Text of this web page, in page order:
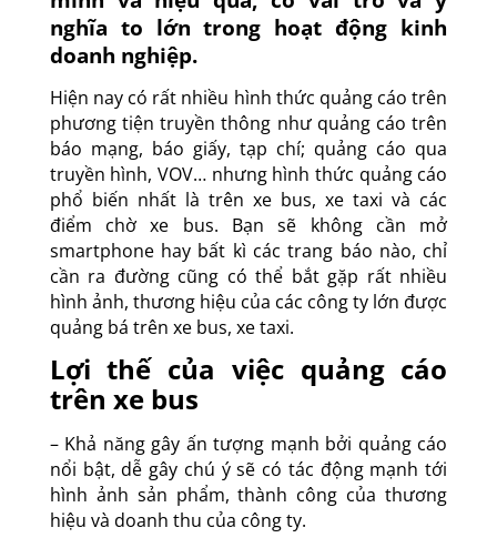
nghĩa to lớn trong hoạt động kinh
doanh nghiệp.
Hiện nay có rất nhiều hình thức quảng cáo trên
phương tiện truyền thông như quảng cáo trên
báo mạng, báo giấy, tạp chí; quảng cáo qua
truyền hình, VOV… nhưng hình thức quảng cáo
phổ biến nhất là trên xe bus, xe taxi và các
điểm chờ xe bus. Bạn sẽ không cần mở
smartphone hay bất kì các trang báo nào, chỉ
cần ra đường cũng có thể bắt gặp rất nhiều
hình ảnh, thương hiệu của các công ty lớn được
quảng bá trên xe bus, xe taxi.
Lợi thế của việc quảng cáo
trên xe bus
– Khả năng gây ấn tượng mạnh bởi quảng cáo
nổi bật, dễ gây chú ý sẽ có tác động mạnh tới
hình ảnh sản phẩm, thành công của thương
hiệu và doanh thu của công ty.